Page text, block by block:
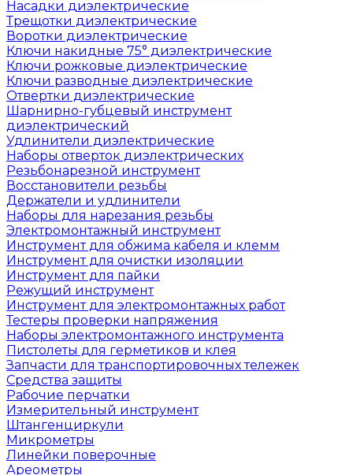
Насадки диэлектрические
Трещотки диэлектрические
Воротки диэлектрические
Ключи накидные 75° диэлектрические
Ключи рожковые диэлектрические
Ключи разводные диэлектрические
Отвертки диэлектрические
Шарнирно-губцевый инструмент
диэлектрический
Удлинители диэлектрические
Наборы отверток диэлектрических
Резьбонарезной инструмент
Восстановители резьбы
Держатели и удлинители
Наборы для нарезания резьбы
Электромонтажный инструмент
Инструмент для обжима кабеля и клемм
Инструмент для очистки изоляции
Инструмент для пайки
Режущий инструмент
Инструмент для электромонтажных работ
Тестеры проверки напряжения
Наборы электромонтажного инструмента
Пистолеты для герметиков и клея
Запчасти для транспортировочных тележек
Средства защиты
Рабочие перчатки
Измерительный инструмент
Штангенциркули
Микрометры
Линейки поверочные
Ареометры